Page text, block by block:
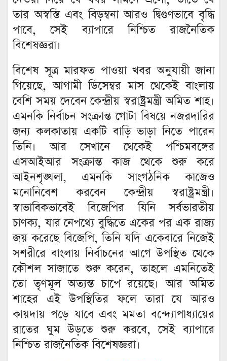
তার অস্বস্তি এবং বিড়ম্বনা আরও দ্বিগুণভাবে বৃদ্ধি
পাবে, সেই ব্যাপারে নিশ্চিত রাজনৈতিক
বিশেষজ্ঞরা।
বিশেষ সূত্র মারফত পাওয়া খবর অনুযায়ী জানা
গিয়েছে, আগামী ডিসেম্বর মাস থেকেই বাংলায়
বেশি সময় দেবেন কেন্দ্রীয় স্বরাষ্ট্রমন্ত্রী অমিত শাহ।
এমনকি নির্বাচন সংক্রান্ত গোটা বিষয়ে নজরদারির
জন্য কলকাতায় একটি বাড়ি ভাড়া নিতে পারেন
তিনি। আর সেখানে থেকেই পশ্চিমবঙ্গের
এসআইআর সংক্রান্ত কাজ থেকে শুরু করে
আইনশৃঙ্খলা, এমনকি সাংগঠনিক কাজেও
মনোনিবেশ করবেন কেন্দ্রীয় স্বরাষ্ট্রমন্ত্রী।
স্বাভাবিকভাবেই বিজেপির যিনি সর্বভারতীয়
চাণক্য, যার নেপথ্যে বুদ্ধিতে একের পর এক রাজ্য
জয় করেছে বিজেপি, তিনি যদি একেবারে নিজেই
সশরীরে বাংলায় নির্বাচনের আগে উপস্থিত থেকে
কৌশল সাজাতে শুরু করেন, তাহলে এমনিতেই
তো তৃণমূল অত্যন্ত চাপে রয়েছে। আর অমিত
শাহের এই উপস্থিতির ফলে তারা যে আরও
কায়দায় পড়ে যাবে এবং মমতা বন্দ্যোপাধ্যায়ের
রাতের ঘুম উড়তে শুরু করবে, সেই ব্যাপারে
নিশ্চিত রাজনৈতিক বিশেষজ্ঞরা।